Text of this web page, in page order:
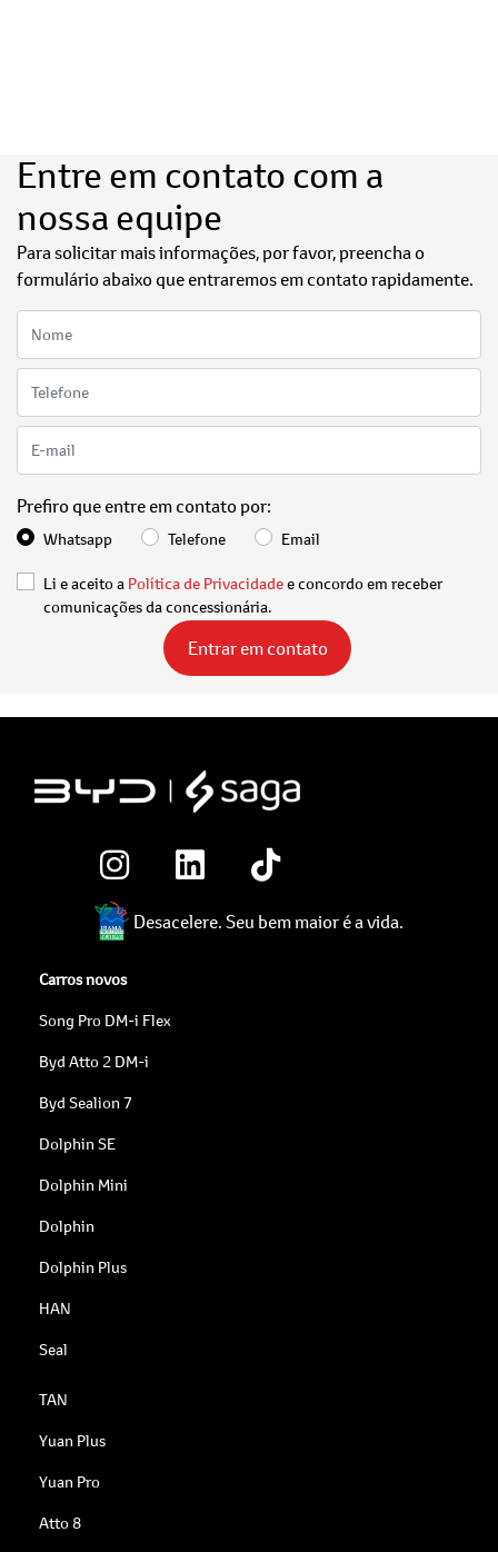
Entre em contato com a
nossa equipe
Para solicitar mais informações, por favor, preencha o
formulário abaixo que entraremos em contato rapidamente.
Prefiro que entre em contato por:
Whatsapp Telefone Email
Li e aceito a Política de Privacidadee concordo em receber
comunicações da concessionária.
Entrar em contato
Desacelere. Seu bem maior é a vida.
Carros novos
Song Pro DM-i Flex
Byd Atto 2 DM-i
Byd Sealion 7
Dolphin SE
Dolphin Mini
Dolphin
Dolphin Plus
HAN
Seal
TAN
Yuan Plus
Yuan Pro
Atto 8